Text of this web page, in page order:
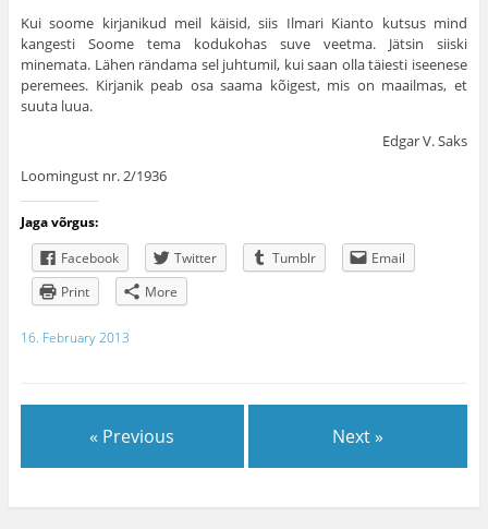
Kui soome kirjanikud meil käisid, siis Ilmari Kianto kutsus mind
kangesti Soome tema kodukohas suve veetma. Jätsin siiski
minemata. Lähen rändama sel juhtumil, kui saan olla täiesti iseenese
peremees. Kirjanik peab osa saama kõigest, mis on maailmas, et
suuta luua.
Edgar V. Saks
Loomingust nr. 2/1936
Jaga võrgus:
Facebook
Twitter Tumblr
Email
Print
More
16. February 2013
« Previous Next »